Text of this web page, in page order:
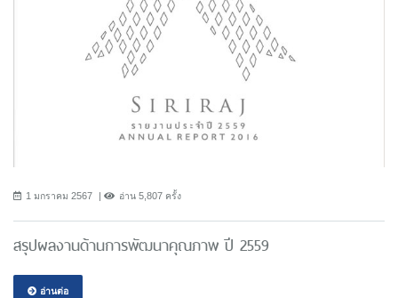
1 มกราคม 2567 อ่าน 5,807 ครั้ง
สรุปผลงานด้านการพัฒนาคุณภาพ ปี 2559
อ่านต่อ